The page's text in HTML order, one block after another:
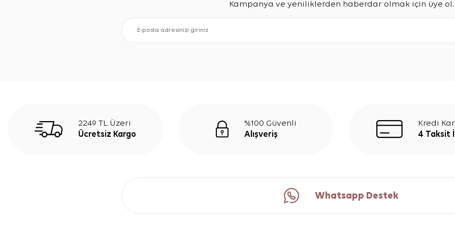
Kampanya ve yeniliklerden haberdar olmak için üye ol.
2249 TL Üzeri
Ücretsiz Kargo
%100 Güvenli
Alışveriş
Kredi
4 Taksit
Whatsapp Destek